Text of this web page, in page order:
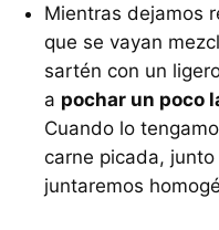
Mientras dejamos
que se vayan
sartén con un
a pochar un poco
Cuando lo
carne picada,
juntaremos